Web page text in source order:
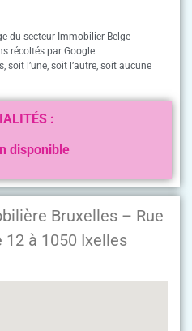
Bruxelles – Rue
12 à 1050 Ixelles
du secteur Immobilier Belge
récoltés par Google
soit l’une, soit l’autre, soit aucune
:
disponible